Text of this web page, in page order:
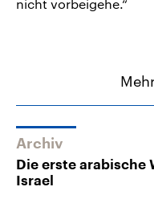
nicht vorbeigehe.“
Archiv
Die erste arabische
Israel